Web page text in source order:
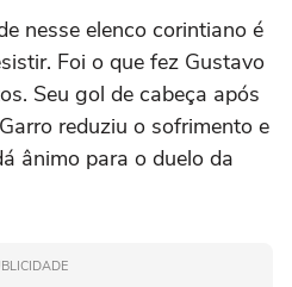
nesse elenco corintiano é
Foi o que fez Gustavo
Seu gol de cabeça após
reduziu o sofrimento e
ânimo para o duelo da